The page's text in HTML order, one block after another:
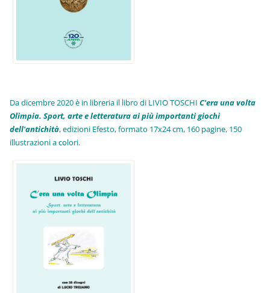
Da dicembre 2020 è in libreria il libro di LIVIO TOSCHIC'era una volta
Olimpia. Sport, arte e letteratura ai più importanti giochi
dell'antichità,edizioni Efesto, formato 17x24 cm, 160 pagine, 150
illustrazioni a colori.